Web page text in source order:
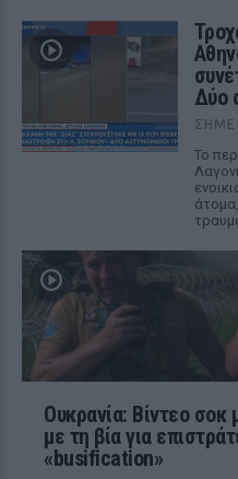
Δύο
Το
Ουκρανία: Βίντεο σοκ
με τη βία για
«busification»